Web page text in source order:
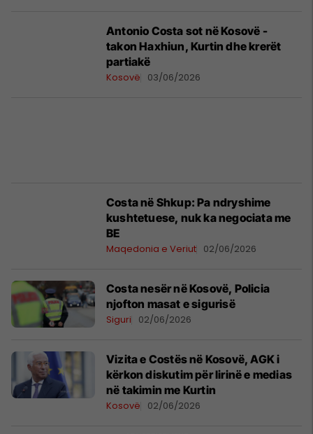
Antonio Costa sot në Kosovë -
takon Haxhiun, Kurtin dhe krerët
partiakë
Kosovë 03/06/2026
Costa në Shkup: Pa ndryshime
kushtetuese, nuk ka negociata me
BE
Maqedonia e Veriut 02/06/2026
Costa nesër në Kosovë, Policia
njofton masat e sigurisë
Siguri 02/06/2026
Vizita e Costës në Kosovë, AGK i
kërkon diskutim për lirinë e medias
në takimin me Kurtin
Kosovë 02/06/2026